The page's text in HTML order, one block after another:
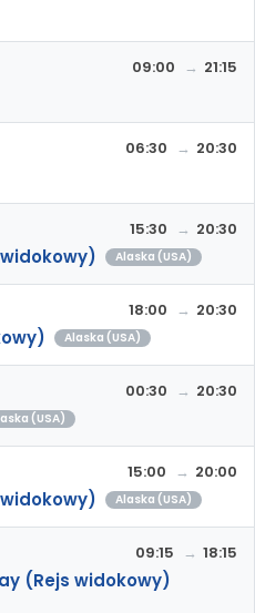
09:00 21:15
06:30 20:30
Alaska (USA)
15:30 20:30
Alaska (USA)
18:00 20:30
(USA)
00:30 20:30
Alaska (USA)
15:00 20:00
(Rejs widokowy)
09:15 18:15